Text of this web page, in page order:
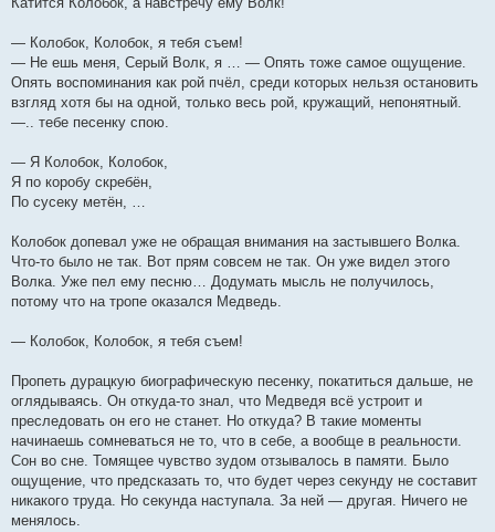
— Колобок, Колобок, я тебя съем!
— Не ешь меня, Серый Волк, я … — Опять тоже самое ощущение.
Опять воспоминания как рой пчёл, среди которых нельзя остановить
взгляд хотя бы на одной, только весь рой, кружащий, непонятный.
—.. тебе песенку спою.
— Я Колобок, Колобок,
Я по коробу скребён,
По сусеку метён, …
Колобок допевал уже не обращая внимания на застывшего Волка.
Что-то было не так. Вот прям совсем не так. Он уже видел этого
Волка. Уже пел ему песню… Додумать мысль не получилось,
потому что на тропе оказался Медведь.
— Колобок, Колобок, я тебя съем!
Пропеть дурацкую биографическую песенку, покатиться дальше, не
оглядываясь. Он откуда-то знал, что Медведя всё устроит и
преследовать он его не станет. Но откуда? В такие моменты
начинаешь сомневаться не то, что в себе, а вообще в реальности.
Сон во сне. Томящее чувство зудом отзывалось в памяти. Было
ощущение, что предсказать то, что будет через секунду не составит
никакого труда. Но секунда наступала. За ней — другая. Ничего не
менялось.